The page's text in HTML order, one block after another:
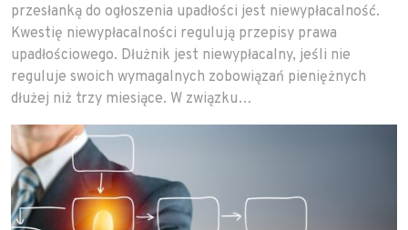
przesłanką do ogłoszenia upadłości jest niewypłacalność.
Kwestię niewypłacalności regulują przepisy prawa
upadłościowego. Dłużnik jest niewypłacalny, jeśli nie
reguluje swoich wymagalnych zobowiązań pieniężnych
dłużej niż trzy miesiące. W związku…